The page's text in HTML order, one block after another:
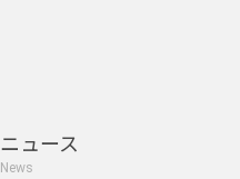
ニュース
News